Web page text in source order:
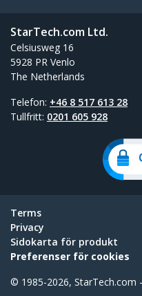
StarTech.com Ltd.
Celsiusweg 16
5928 PR Venlo
The Netherlands
Telefon: +46 8 517 613 28
Tullfritt: 0201 605 928
Terms
Privacy
Sidokarta för produkt
Preferenser för cookies
© 1985-2026, StarTech.com